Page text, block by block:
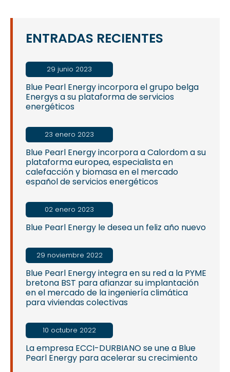
ENTRADAS RECIENTES
Blue Pearl Energy incorpora el grupo belga
Energys a su plataforma de servicios
energéticos
29 junio 2023
Blue Pearl Energy incorpora a Calordom a su
plataforma europea, especialista en
calefacción y biomasa en el mercado
español de servicios energéticos
23 enero 2023
Blue Pearl Energy le desea un feliz año nuevo
02 enero 2023
Blue Pearl Energy integra en su red a la PYME
bretona BST para afianzar su implantación
en el mercado de la ingeniería climática
para viviendas colectivas
29 noviembre 2022
La empresa ECCI-DURBIANO se une a Blue
Pearl Energy para acelerar su crecimiento
10 octubre 2022